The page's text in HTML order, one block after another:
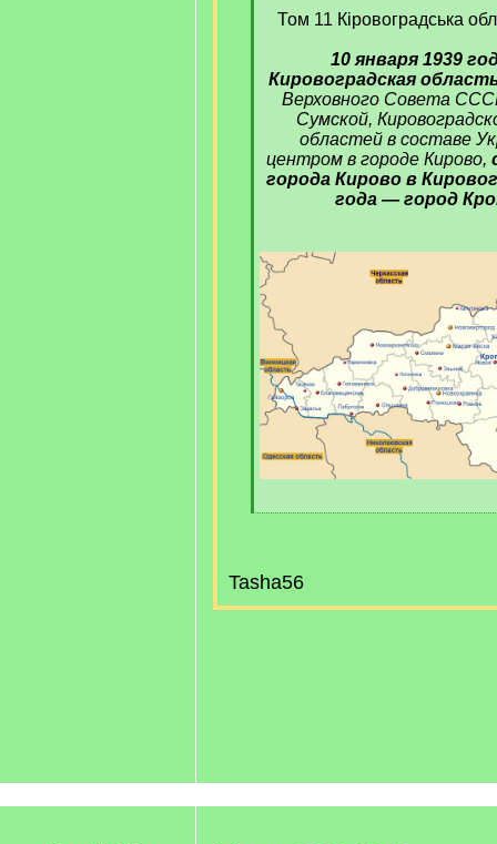
Том 11 Кіровоградська
10 января 1939
Кировоградская
Верховного Совета
Сумской,
областей в составе
центром в городе Кирово,
города Кирово в
года — город
[
]
Tasha56